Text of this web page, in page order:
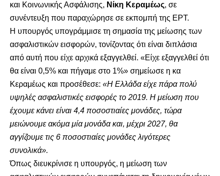
και Κοινωνικής Ασφάλισης, Νίκη Κεραμέως, σε
συνέντευξη που παραχώρησε σε εκπομπή της ΕΡΤ.
Η υπουργός υπογράμμισε τη σημασία της μείωσης των
ασφαλιστικών εισφορών, τονίζοντας ότι είναι διπλάσια
από αυτή που είχε αρχικά εξαγγελθεί. «Είχε εξαγγελθεί ότι
θα είναι 0,5% και πήγαμε στο 1%» σημείωσε η κα
Κεραμέως και προσέθεσε: «Η Ελλάδα είχε πάρα πολύ
υψηλές ασφαλιστικές εισφορές το 2019. Η μείωση που
έχουμε κάνει είναι 4,4 ποσοστιαίες μονάδες, τώρα
μειώνουμε ακόμα μία μονάδα και, μέχρι 2027, θα
αγγίζουμε τις 6 ποσοστιαίες μονάδες λιγότερες
συνολικά».
Όπως διευκρίνισε η υπουργός, η μείωση των